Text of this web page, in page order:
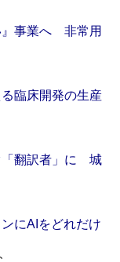
』事業へ 非常用
臨床開発の生産
「翻訳者」に 城
にAIをどれだけ